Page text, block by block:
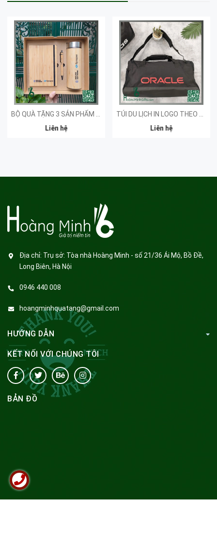
BỘ QUÀ TẶNG 3 SẢN PHẨM - KHÁCH HÀNG SYNAPSE
Liên hệ
TÚI DU LỊCH IN LOGO THEO YÊU CẦU
Liên hệ
Địa chỉ: Trụ sở: Tòa nhà Hoàng Minh - số 21/36 Ái Mộ, Bồ Đề,
Long Biên, Hà Nội
0946 440 008
hoangminhquatang@gmail.com
HƯỚNG DẪN
KẾT NỐI VỚI CHÚNG TÔI
BẢN ĐỒ